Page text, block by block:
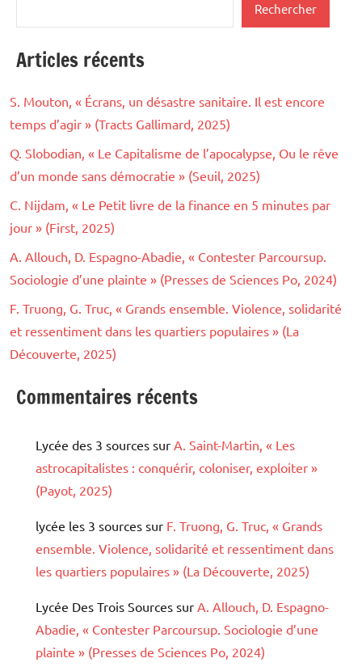
Rechercher
Articles récents
S. Mouton, « Écrans, un désastre sanitaire. Il est encore
temps d’agir » (Tracts Gallimard, 2025)
Q. Slobodian, « Le Capitalisme de l’apocalypse, Ou le rêve
d’un monde sans démocratie » (Seuil, 2025)
C. Nijdam, « Le Petit livre de la finance en 5 minutes par
jour » (First, 2025)
A. Allouch, D. Espagno-Abadie, « Contester Parcoursup.
Sociologie d’une plainte » (Presses de Sciences Po, 2024)
F. Truong, G. Truc, « Grands ensemble. Violence, solidarité
et ressentiment dans les quartiers populaires » (La
Découverte, 2025)
Commentaires récents
Lycée des 3 sources sur A. Saint-Martin, « Les
astrocapitalistes : conquérir, coloniser, exploiter »
(Payot, 2025)
lycée les 3 sources sur F. Truong, G. Truc, « Grands
ensemble. Violence, solidarité et ressentiment dans
les quartiers populaires » (La Découverte, 2025)
Lycée Des Trois Sources sur A. Allouch, D. Espagno-
Abadie, « Contester Parcoursup. Sociologie d’une
plainte » (Presses de Sciences Po, 2024)